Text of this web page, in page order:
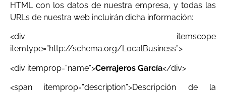
HTML con los datos de nuestra empresa, y todas las
URLs de nuestra web incluirán dicha información:
<div itemscope
itemtype=”http://schema.org/LocalBusiness”>
<div itemprop=”name”>Cerrajeros García</div>
<span itemprop=”description”>Descripción de la